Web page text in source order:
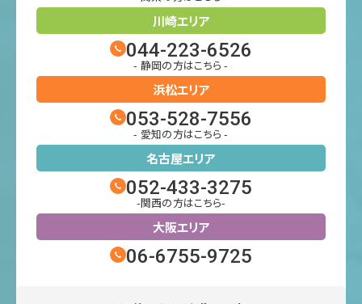
川崎エリア
044-223-6526
- 静岡の方はこちら -
浜松エリア
053-528-7556
- 愛知の方はこちら -
名古屋エリア
052-433-3275
-関西の方はこちら-
大阪エリア
06-6755-9725